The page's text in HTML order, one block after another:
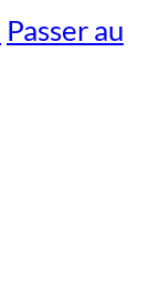
Passer au